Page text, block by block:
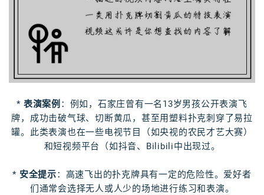
* 表演案例 ：例如，石家庄曾有一名13岁男孩公开表演飞
牌，成功击破气球、切断黄瓜，甚至用塑料扑克刺穿了易拉
罐。此类表演也在一些电视节目（如央视的农民才艺大赛）
和短视频平台（如抖音、Bilibili中出现过。
* 安全提示：高速飞出的扑克牌具有一定的危险性。爱好者
们通常会选择无人或人少的场地进行练习和表演。